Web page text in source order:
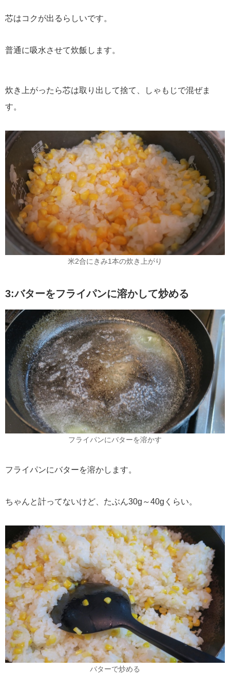
芯はコクが出るらしいです。
普通に吸水させて炊飯します。
炊き上がったら芯は取り出して捨て、しゃもじで混ぜま
す。
米2合にきみ1本の炊き上がり
3:バターをフライパンに溶かして炒める
フライパンにバターを溶かす
フライパンにバターを溶かします。
ちゃんと計ってないけど、たぶん30g～40gくらい。
バターで炒める